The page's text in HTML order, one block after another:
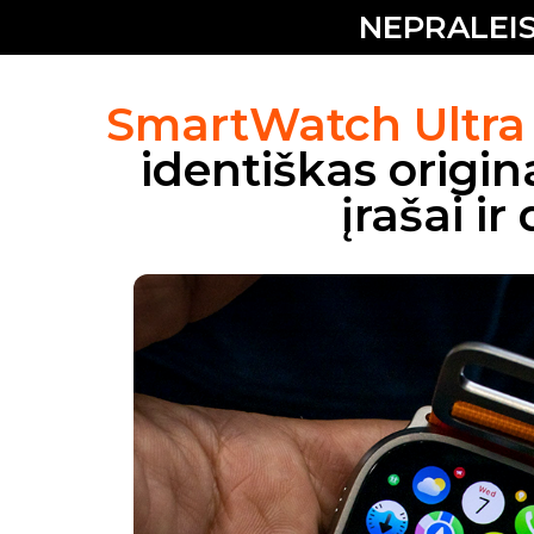
SmartWatch Ultra
identiškas
įrašai ir